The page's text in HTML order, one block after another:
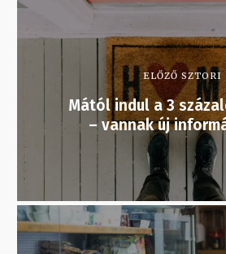
ELŐZŐ SZTORI
Mától indul a 3
– vannak új